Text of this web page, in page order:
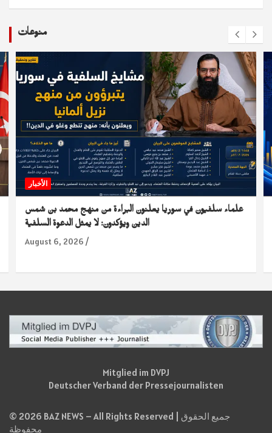
منوعات
الأخبار
علماء سلفيون في سوريا يعلنون البراءة من منهج محمد بن شمس
الدين ويؤكدون: لا يمثل الدعوة السلفية
August 6, 2026
Mitglied im DVPJ
Deutscher Verband der Pressejournalisten
© 2026 BAZ NEWS – All Rights Reserved | جميع الحقوق
محفوظة